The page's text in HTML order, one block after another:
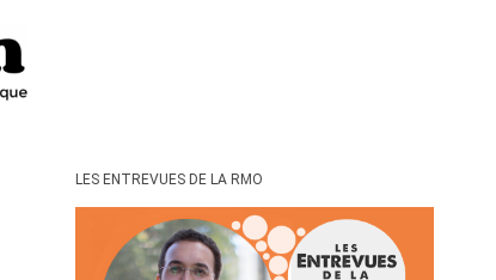
LES ENTREVUES DE LA RMO